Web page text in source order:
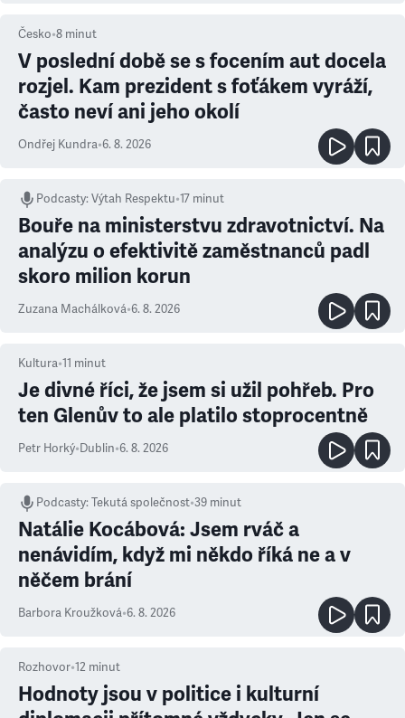
Česko•8 minut
V poslední době se s focením aut docela
rozjel. Kam prezident s foťákem vyráží,
často neví ani jeho okolí
Ondřej Kundra•6. 8. 2026
Podcasty:Výtah Respektu•17 minut
Bouře na ministerstvu zdravotnictví. Na
analýzu o efektivitě zaměstnanců padl
skoro milion korun
Zuzana Machálková•6. 8. 2026
Kultura•11 minut
Je divné říci, že jsem si užil pohřeb. Pro
ten Glenův to ale platilo stoprocentně
Petr Horký•Dublin•6. 8. 2026
Podcasty:Tekutá společnost•39 minut
Natálie Kocábová: Jsem rváč a
nenávidím, když mi někdo říká ne a v
něčem brání
Barbora Kroužková•6. 8. 2026
Rozhovor•12 minut
Hodnoty jsou v politice i kulturní